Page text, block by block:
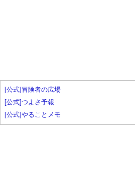
[公式]冒険者の広場
[公式]つよさ予報
[公式]やることメモ